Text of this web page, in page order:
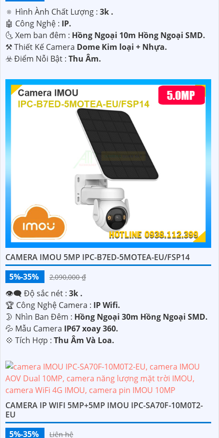
Cấu hình đơn giản, dễ dàng cài đặt và sử dụng.🦉
đầu tư lâu dài với hiệu suất ổn định và bền bỉ của camera.
Với những ưu điểm trên, lắp đặt camera PTZ sẽ đem lại sự
an tâm và tiện lợi cho bạn trong việc giám sát và bảo vệ an
ninh cho không gian của mình. Đừng ngần ngại liên hệ với
chúng tôi ngay hôm nay để được tư vấn và hỗ trợ chọn lựa
🔅 Hình Ành Chất Lượng : 3k .
🤖️ Công Nghệ : IP.
🌜 Xem ban đêm : Hồng Ngoại 10m Hồng Ngoại SMD.
⚒ Thiết Kế Camera Dome Kim loại + Nhựa.
️☣️ Điểm Nỗi Bật : Thu Âm.
CAMERA IMOU 5MP IPC-B7ED-5MOTEA-EU/FSP14
5%-35%
2,090,000 ₫
👁️‍🗨 Độ sắc nét : 3k .
🏆 Công Nghệ Camera : IP Wifi.
🌛 Nhìn Ban Đêm : Hồng Ngoại 30m Hồng Ngoại SMD.
💦 Mẫu Camera IP67 xoay 360.
️💠 Tích Hợp : Thu Âm Và Loa.
CAMERA IP WIFI 5MP+5MP IMOU IPC-SA70F-10M0T2-
EU
5%-35%
Liên hệ